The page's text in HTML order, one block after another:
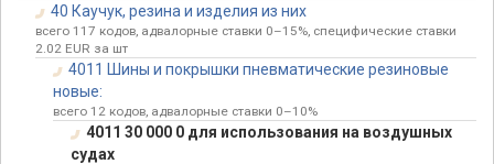
40 Каучук, резина и изделия из них
всего 117 кодов, адвалорные ставки 0–15%, специфические ставки
2.02 EUR за шт
4011 Шины и покрышки пневматические резиновые
новые:
всего 12 кодов, адвалорные ставки 0–10%
4011 30 000 0 для использования на воздушных
судах